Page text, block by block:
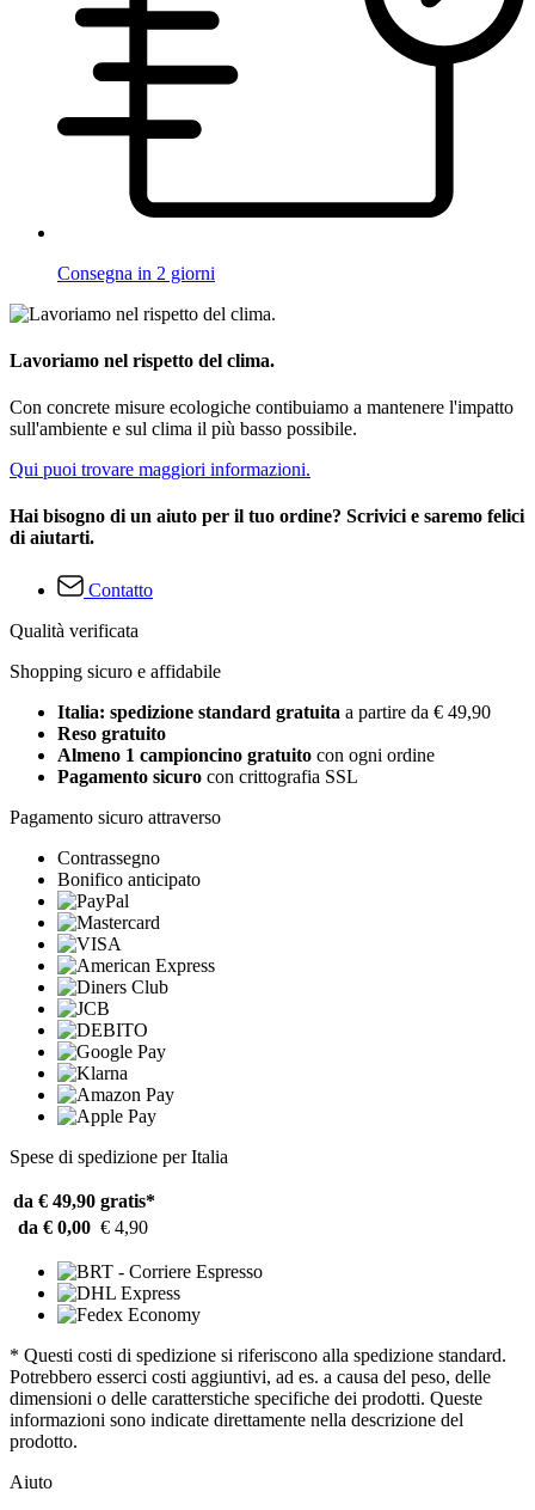
Consegna in 2 giorni
Lavoriamo nel rispetto del clima.
Con concrete misure ecologiche contibuiamo a mantenere l'impatto
sull'ambiente e sul clima il più basso possibile.
Qui puoi trovare maggiori informazioni.
Hai bisogno di un aiuto per il tuo ordine? Scrivici e saremo felici
di aiutarti.
Contatto
Qualità verificata
Shopping sicuro e affidabile
Italia: spedizione standard gratuita a partire da € 49,90
Reso gratuito
Almeno 1 campioncino gratuito con ogni ordine
Pagamento sicuro con crittografia SSL
Pagamento sicuro attraverso
Contrassegno
Bonifico anticipato
Spese di spedizione per Italia
da € 49,90 gratis*
da € 0,00 € 4,90
* Questi costi di spedizione si riferiscono alla spedizione standard.
Potrebbero esserci costi aggiuntivi, ad es. a causa del peso, delle
dimensioni o delle caratterstiche specifiche dei prodotti. Queste
informazioni sono indicate direttamente nella descrizione del
prodotto.
Aiuto